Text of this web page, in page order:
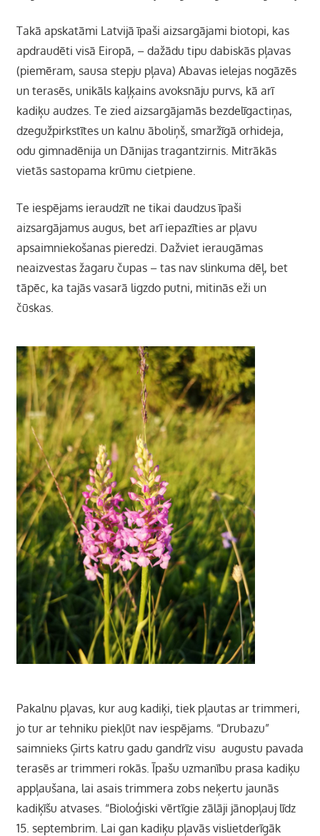
Takā apskatāmi Latvijā īpaši aizsargājami biotopi, kas
apdraudēti visā Eiropā, – dažādu tipu dabiskās pļavas
(piemēram, sausa stepju pļava) Abavas ielejas nogāzēs
un terasēs, unikāls kaļķains avoksnāju purvs, kā arī
kadiķu audzes. Te zied aizsargājamās bezdelīg­actiņas,
dzegužpirkstītes un kalnu āboliņš, smaržīgā orhideja,
odu gimnadēnija un Dānijas tragantzirnis. Mitrākās
vietās sastopama krūmu cietpiene.
Te iespējams ieraudzīt ne tikai daudzus īpaši
aizsargājamus augus, bet arī iepazīties ar pļavu
apsaimniekošanas pieredzi. Dažviet ieraugāmas
neaizvestas žagaru čupas – tas nav slinkuma dēļ, bet
tāpēc, ka tajās vasarā ligzdo putni, mitinās eži un
čūskas.
Pakalnu pļavas, kur aug kadiķi, tiek pļautas ar trimmeri,
jo tur ar tehniku piekļūt nav iespējams. “Drubazu”
saimnieks Ģirts katru gadu gandrīz visu augustu pavada
terasēs ar trimmeri rokās. Īpašu uzmanību prasa kadiķu
appļaušana, lai asais trimmera zobs neķertu jaunās
kadiķīšu atvases. “Bioloģiski vērtīgie zālāji jānopļauj līdz
15. septembrim. Lai gan kadiķu pļavās vislietderīgāk